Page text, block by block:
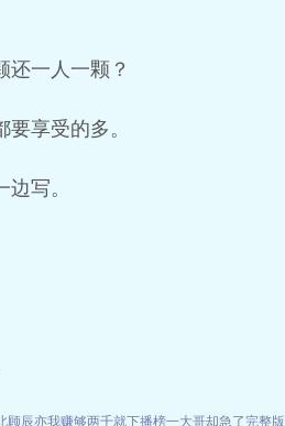
还一人一颗？
享受的多。
写。
顾辰亦我赚够两千就下播榜一大哥却急了完整版